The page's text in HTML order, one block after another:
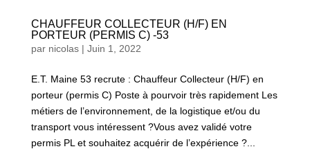
CHAUFFEUR COLLECTEUR (H/F) EN
PORTEUR (PERMIS C) -53
par nicolas| Juin 1, 2022
E.T. Maine 53 recrute : Chauffeur Collecteur (H/F) en
porteur (permis C) Poste à pourvoir très rapidement Les
métiers de l’environnement, de la logistique et/ou du
transport vous intéressent ?Vous avez validé votre
permis PL et souhaitez acquérir de l’expérience ?...